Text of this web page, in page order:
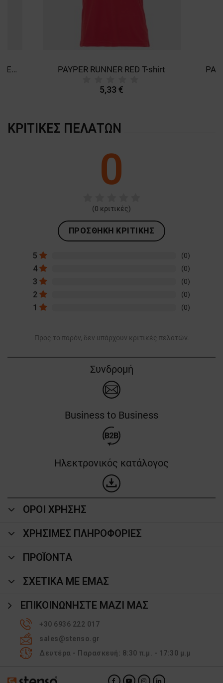
PAYPER RUNNER FLUO ORANGE T-shirt PAYPER RUNNER RED T-shirt
5,33 €
ΚΡΙΤΙΚΈΣ ΠΕΛΑΤΏΝ
0
(0 κριτικές)
ΠΡΟΣΘΉΚΗ ΚΡΙΤΙΚΉΣ
5 (0)
4 (0)
3 (0)
2 (0)
1 (0)
Προς το παρόν, δεν υπάρχουν κριτικές πελατών.
Συνδρομή
Business to Business
Ηλεκτρονικός κατάλογος
ΟΡΟΙ ΧΡΗΣΗΣ
ΧΡΗΣΙΜΕΣ ΠΛΗΡΟΦΟΡΙΕΣ
ΠΡΟΪΌΝΤΑ
ΣΧΕΤΙΚΑ ΜΕ ΕΜΑΣ
ΕΠΙΚΟΙΝΩΝΉΣΤΕ ΜΑΖΊ ΜΑΣ
+30 6936 222 017
sales@stenso.gr
Δευτέρα - Παρασκευή: 8:30 π.μ. - 17:30 μ.μ